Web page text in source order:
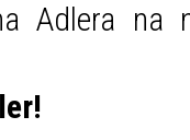
Adlera na